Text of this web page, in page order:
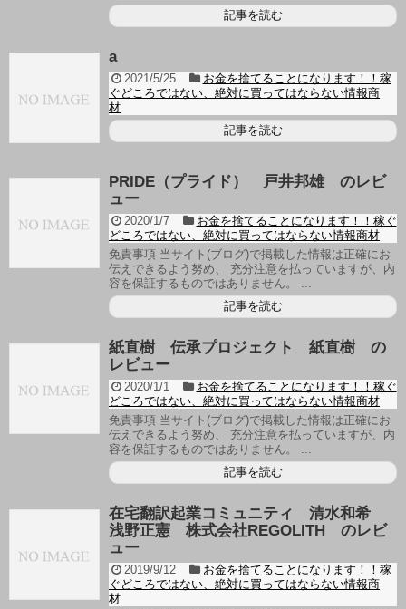
記事を読む
a
2021/5/25
お金を捨てることになります！！稼
ぐどころではない、絶対に買ってはならない情報商
材
記事を読む
PRIDE（プライド） 戸井邦雄 のレビ
ュー
2020/1/7
お金を捨てることになります！！稼ぐ
どころではない、絶対に買ってはならない情報商材
免責事項 当サイト(ブログ)で掲載した情報は正確にお
伝えできるよう努め、 充分注意を払っていますが、内
容を保証するものではありません。 ...
記事を読む
紙直樹 伝承プロジェクト 紙直樹 の
レビュー
2020/1/1
お金を捨てることになります！！稼ぐ
どころではない、絶対に買ってはならない情報商材
免責事項 当サイト(ブログ)で掲載した情報は正確にお
伝えできるよう努め、 充分注意を払っていますが、内
容を保証するものではありません。 ...
記事を読む
在宅翻訳起業コミュニティ 清水和希
浅野正憲 株式会社REGOLITH のレビ
ュー
2019/9/12
お金を捨てることになります！！稼
ぐどころではない、絶対に買ってはならない情報商
材